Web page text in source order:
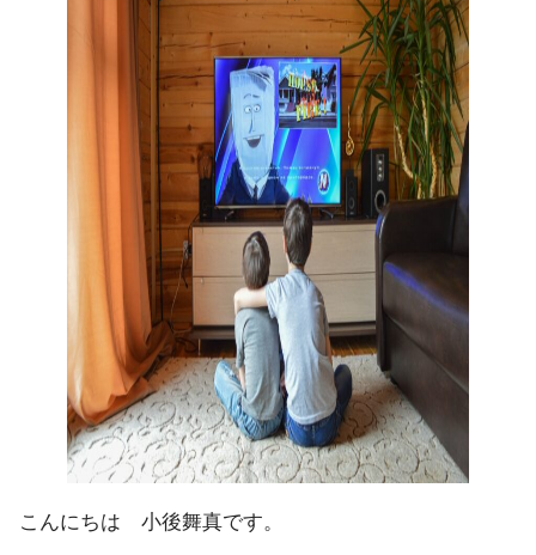
こんにちは 小後舞真です。